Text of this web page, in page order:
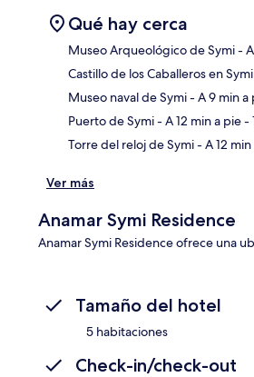
Qué hay cerca
Museo Arqueológico de Symi-
Castillo de los Caballeros en Symi
Museo naval de Symi- A 9 min a
Puerto de Symi- A 12 min a pie-
Torre del reloj de Symi- A 12
Ver más
Anamar Symi Residence
Anamar Symi Residence ofrece una
Tamaño del hotel
5 habitaciones
Check-in/check-out